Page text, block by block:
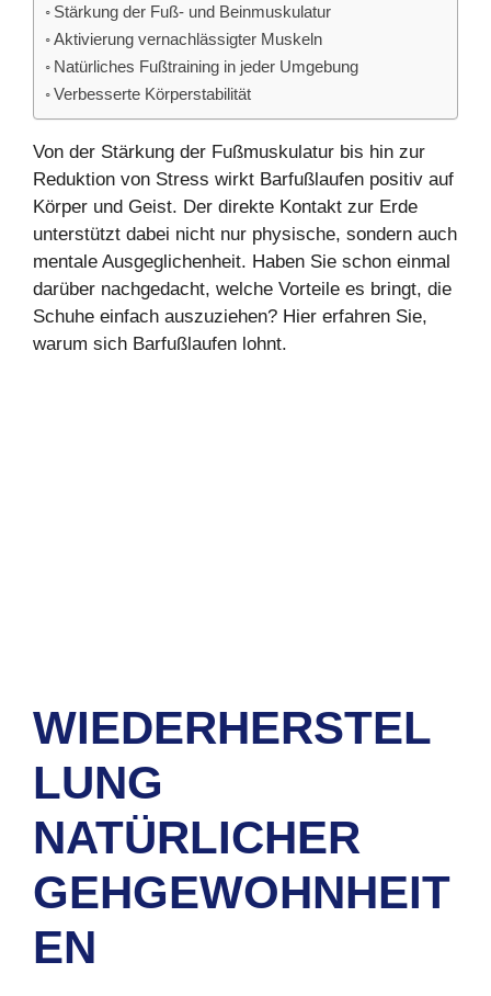
Stärkung der Fuß- und Beinmuskulatur
Aktivierung vernachlässigter Muskeln
Natürliches Fußtraining in jeder Umgebung
Verbesserte Körperstabilität
Von der Stärkung der Fußmuskulatur bis hin zur
Reduktion von Stress wirkt Barfußlaufen positiv auf
Körper und Geist. Der direkte Kontakt zur Erde
unterstützt dabei nicht nur physische, sondern auch
mentale Ausgeglichenheit. Haben Sie schon einmal
darüber nachgedacht, welche Vorteile es bringt, die
Schuhe einfach auszuziehen? Hier erfahren Sie,
warum sich Barfußlaufen lohnt.
WIEDERHERSTEL
LUNG
NATÜRLICHER
GEHGEWOHNHEIT
EN